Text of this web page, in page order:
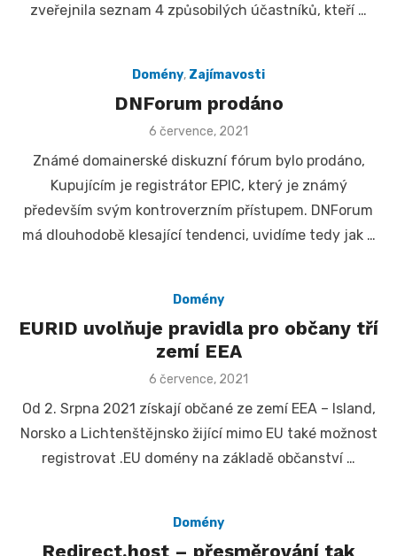
zveřejnila seznam 4 způsobilých účastníků, kteří …
Domény, Zajímavosti
DNForum prodáno
Posted
6 července, 2021
Známé domainerské diskuzní fórum bylo prodáno,
Kupujícím je registrátor EPIC, který je známý
především svým kontroverzním přístupem. DNForum
má dlouhodobě klesající tendenci, uvidíme tedy jak …
Domény
EURID uvolňuje pravidla pro občany tří
zemí EEA
Posted
6 července, 2021
Od 2. Srpna 2021 získají občané ze zemí EEA – Island,
Norsko a Lichtenštějnsko žijící mimo EU také možnost
registrovat .EU domény na základě občanství …
Domény
Redirect.host – přesměrování tak